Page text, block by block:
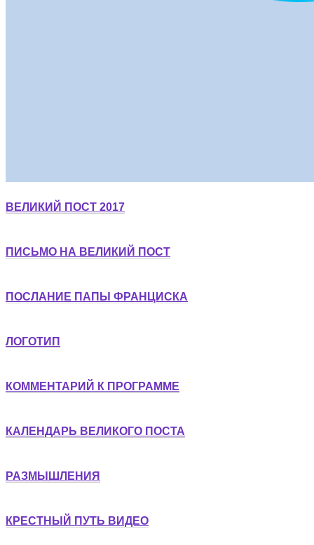
ВЕЛИКИЙ ПОСТ 2017
ПИСЬМО НА ВЕЛИКИЙ ПОСТ
ПОСЛАНИЕ ПАПЫ ФРАНЦИСКА
ЛОГОТИП
КОММЕНТАРИЙ К ПРОГРАММЕ
КАЛЕНДАРЬ ВЕЛИКОГО ПОСТА
РАЗМЫШЛЕНИЯ
КРЕСТНЫЙ ПУТЬ ВИДЕО